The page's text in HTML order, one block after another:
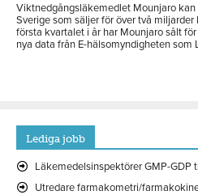
Viktnedgångsläkemedlet Mounjaro
Sverige som säljer för över två miljarder
första kvartalet i år har Mounjaro sålt
nya data från E-hälsomyndigheten
Lediga jobb
Läkemedelsinspektörer GMP-GDP
Utredare farmakometri/